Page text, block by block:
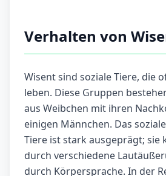
Verhalten von
Wisent sind soziale Tiere, die
leben. Diese Gruppen
aus Weibchen mit ihren
einigen Männchen. Das
Tiere ist stark ausgeprägt; sie
durch verschiedene
durch Körpersprache. In der